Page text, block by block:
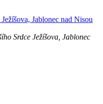
Jablonec nad Nisou
Srdce Ježíšova, Jablonec